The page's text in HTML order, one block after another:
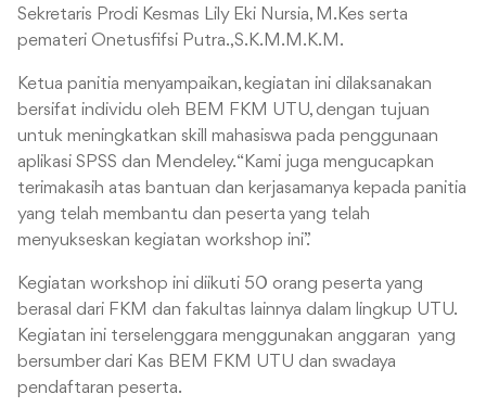
Sekretaris Prodi Kesmas Lily Eki Nursia, M.Kes serta
pemateri Onetusfifsi Putra.,S.K.M.M.K.M.
Ketua panitia menyampaikan, kegiatan ini dilaksanakan
bersifat individu oleh BEM FKM UTU, dengan tujuan
untuk meningkatkan skill mahasiswa pada penggunaan
aplikasi SPSS dan Mendeley. “Kami juga mengucapkan
terimakasih atas bantuan dan kerjasamanya kepada panitia
yang telah membantu dan peserta yang telah
menyukseskan kegiatan workshop ini”.
Kegiatan workshop ini diikuti 50 orang peserta yang
berasal dari FKM dan fakultas lainnya dalam lingkup UTU.
Kegiatan ini terselenggara menggunakan anggaran yang
bersumber dari Kas BEM FKM UTU dan swadaya
pendaftaran peserta.